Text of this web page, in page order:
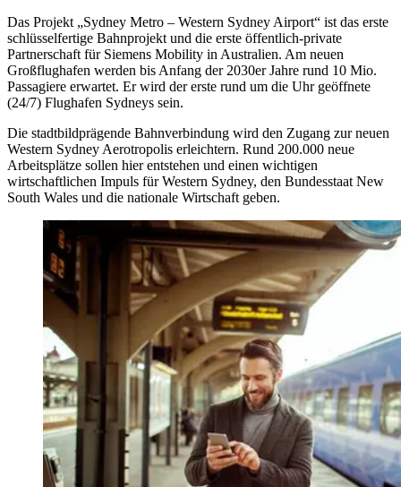
Das Projekt „Sydney Metro – Western Sydney Airport“ ist das erste
schlüsselfertige Bahnprojekt und die erste öffentlich-private
Partnerschaft für Siemens Mobility in Australien. Am neuen
Großflughafen werden bis Anfang der 2030er Jahre rund 10 Mio.
Passagiere erwartet. Er wird der erste rund um die Uhr geöffnete
(24/7) Flughafen Sydneys sein.
Die stadtbildprägende Bahnverbindung wird den Zugang zur neuen
Western Sydney Aerotropolis erleichtern. Rund 200.000 neue
Arbeitsplätze sollen hier entstehen und einen wichtigen
wirtschaftlichen Impuls für Western Sydney, den Bundesstaat New
South Wales und die nationale Wirtschaft geben.